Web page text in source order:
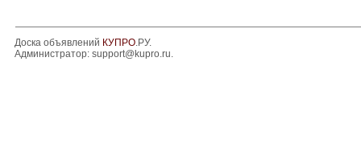
Доска объявлений КУПРО.РУ.
Администратор: support@kupro.ru.